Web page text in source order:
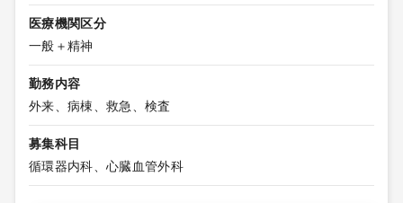
医療機関区分
一般＋精神
勤務内容
外来、病棟、救急、検査
募集科目
循環器内科、心臓血管外科